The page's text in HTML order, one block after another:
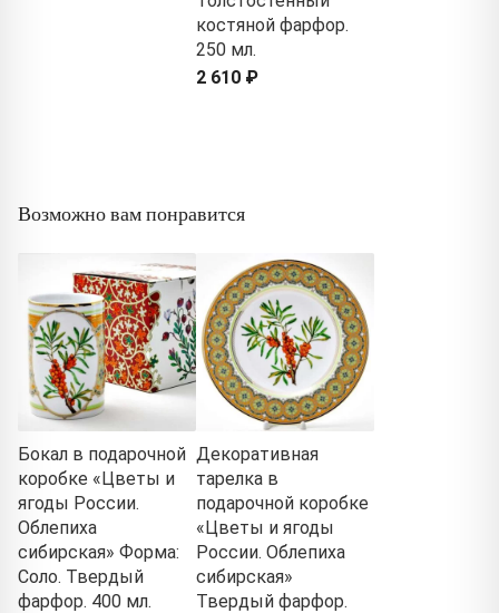
костяной фарфор.
250 мл.
2 610 ₽
Возможно вам понравится
Бокал в подарочной
коробке «Цветы и
ягоды России.
Облепиха
сибирская» Форма:
Соло. Твердый
фарфор. 400 мл.
Декоративная
тарелка в
подарочной коробке
«Цветы и ягоды
России. Облепиха
сибирская»
Твердый фарфор.